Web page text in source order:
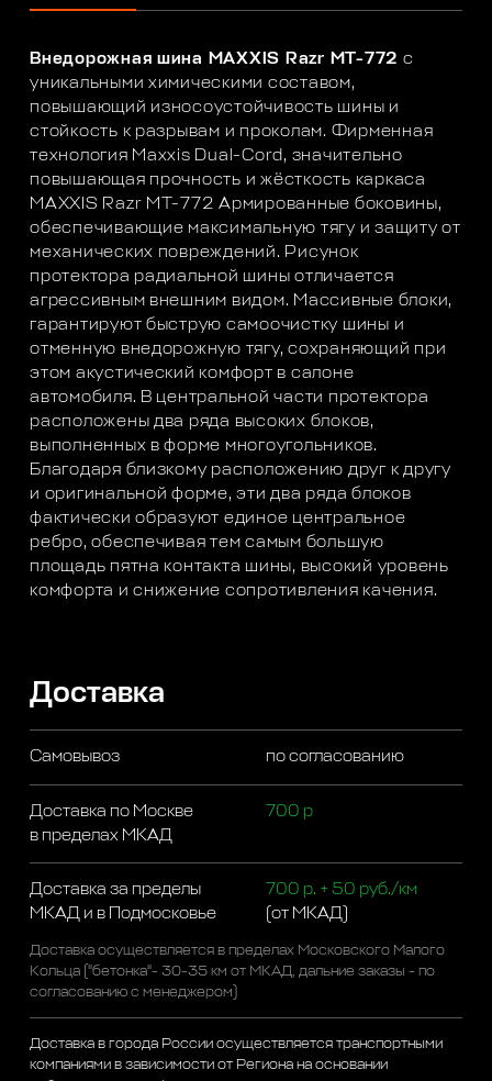
Внедорожная шина MAXXIS Razr MT-772 с
уникальными химическими составом,
повышающий износоустойчивость шины и
стойкость к разрывам и проколам. Фирменная
технология Maxxis Dual-Cord, значительно
повышающая прочность и жёсткость каркаса
MAXXIS Razr MT-772 Армированные боковины,
обеспечивающие максимальную тягу и защиту от
механических повреждений. Рисунок
протектора радиальной шины отличается
агрессивным внешним видом. Массивные блоки,
гарантируют быструю самоочистку шины и
отменную внедорожную тягу, сохраняющий при
этом акустический комфорт в салоне
автомобиля. В центральной части протектора
расположены два ряда высоких блоков,
выполненных в форме многоугольников.
Благодаря близкому расположению друг к другу
и оригинальной форме, эти два ряда блоков
фактически образуют единое центральное
ребро, обеспечивая тем самым большую
площадь пятна контакта шины, высокий уровень
комфорта и снижение сопротивления качения.
Доставка
Самовывоз по согласованию
Доставка по Москве
в пределах МКАД
700 р
Доставка за пределы
МКАД и в Подмосковье
700 р. + 50 руб./км
(от МКАД)
Доставка осуществляется в пределах Московского Малого
Кольца ("бетонка"- 30-35 км от МКАД, дальние заказы - по
согласованию с менеджером)
Доставка в города России осуществляется транспортными
компаниями в зависимости от Региона на основании